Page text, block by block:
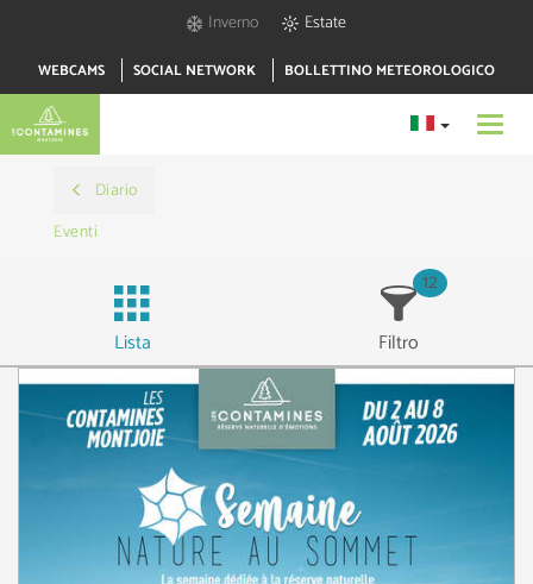
Inverno Estate
WEBCAMS SOCIAL NETWORK BOLLETTINO METEOROLOGICO
Diario
Eventi
Lista Filtro
12